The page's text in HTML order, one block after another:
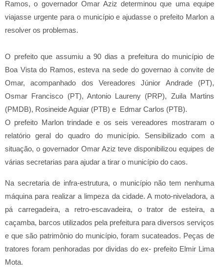
Ramos, o governador Omar Aziz determinou que uma equipe
viajasse urgente para o município e ajudasse o prefeito Marlon a
resolver os problemas.
O prefeito que assumiu a 90 dias a prefeitura do município de
Boa Vista do Ramos, esteva na sede do governao à convite de
Omar, acompanhado dos Vereadores Júnior Andrade (PT),
Osmar Francisco (PT), Antonio Laureny (PRP), Zuila Martins
(PMDB), Rosineide Aguiar (PTB) e Edmar Carlos (PTB).
O prefeito Marlon trindade e os seis vereadores mostraram o
relatório geral do quadro do município. Sensibilizado com a
situação, o governador Omar Aziz teve disponibilizou equipes de
várias secretarias para ajudar a tirar o município do caos.
Na secretaria de infra-estrutura, o município não tem nenhuma
máquina para realizar a limpeza da cidade. A moto-niveladora, a
pá carregadeira, a retro-escavadeira, o trator de esteira, a
caçamba, barcos utilizados pela prefeitura para diversos serviços
e que são patrimônio do município, foram sucateados. Peças de
tratores foram penhoradas por dividas do ex- prefeito Elmir Lima
Mota.